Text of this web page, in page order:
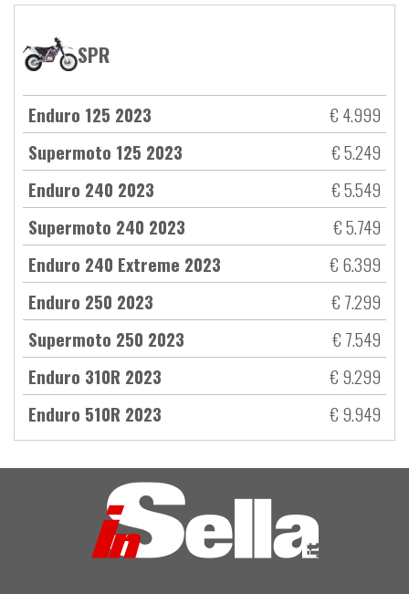
SPR
Enduro 125 2023
€ 4.999
Supermoto 125 2023
€ 5.249
Enduro 240 2023
€ 5.549
Supermoto 240 2023
€ 5.749
Enduro 240 Extreme 2023
€ 6.399
Enduro 250 2023
€ 7.299
Supermoto 250 2023
€ 7.549
Enduro 310R 2023
€ 9.299
Enduro 510R 2023
€ 9.949